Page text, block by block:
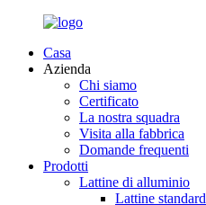
Casa
Azienda
Chi siamo
Certificato
La nostra squadra
Visita alla fabbrica
Domande frequenti
Prodotti
Lattine di alluminio
Lattine standard